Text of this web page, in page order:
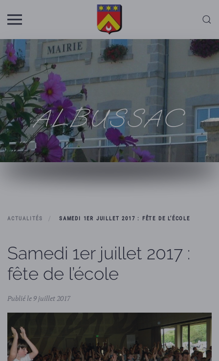
Skip to main content
ALBUSSAC
ACTUALITÉS SAMEDI 1ER JUILLET 2017 : FÊTE DE L’ÉCOLE
Samedi 1er juillet 2017 :
fête de l’école
Publié le 9 juillet 2017